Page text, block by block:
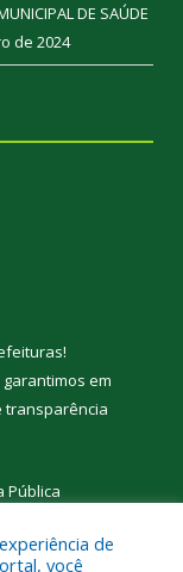
DE SAÚDE
de 2024
!
em
transparência
Pública
de
você